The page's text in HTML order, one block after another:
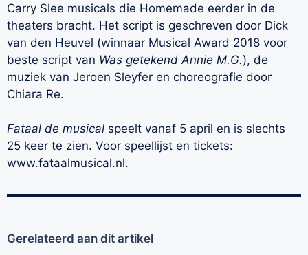
Carry Slee musicals die Homemade eerder in de
theaters bracht. Het script is geschreven door Dick
van den Heuvel (winnaar Musical Award 2018 voor
beste script van Was getekend Annie M.G.), de
muziek van Jeroen Sleyfer en choreografie door
Chiara Re.
Fataal de musical speelt vanaf 5 april en is slechts
25 keer te zien. Voor speellijst en tickets:
www.fataalmusical.nl.
Gerelateerd aan dit artikel